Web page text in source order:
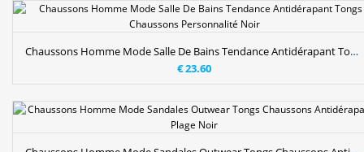
Chaussons Homme Mode Salle De Bains Tendance Antidérapant Tongs Chaussons Personnalité Noir
€ 23.60